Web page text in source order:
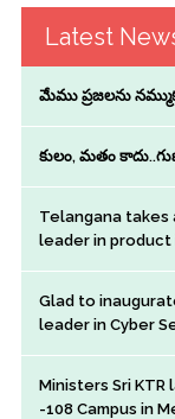
Latest
మేము ప్రజలను
కులం, మతం
Telangana takes
leader in product
Glad to
leader in Cyber
Ministers Sri KTR
-108 Campus in